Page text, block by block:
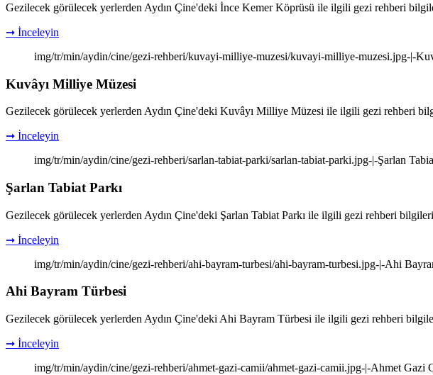
Gezilecek görülecek yerlerden Aydın Çine'deki İnce Kemer Köprüsü ile ilgili gezi rehberi
➞ İnceleyin
img/tr/min/aydin/cine/gezi-rehberi/kuvayi-milliye-muzesi/kuvayi-milliye-muzesi.jpg-|-
Kuvâyı Milliye Müzesi
Gezilecek görülecek yerlerden Aydın Çine'deki Kuvâyı Milliye Müzesi ile ilgili gezi rehberi
➞ İnceleyin
img/tr/min/aydin/cine/gezi-rehberi/sarlan-tabiat-parki/sarlan-tabiat-parki.jpg-|-Şarlan
Şarlan Tabiat Parkı
Gezilecek görülecek yerlerden Aydın Çine'deki Şarlan Tabiat Parkı ile ilgili gezi rehberi
➞ İnceleyin
img/tr/min/aydin/cine/gezi-rehberi/ahi-bayram-turbesi/ahi-bayram-turbesi.jpg-|-Ahi
Ahi Bayram Türbesi
Gezilecek görülecek yerlerden Aydın Çine'deki Ahi Bayram Türbesi ile ilgili gezi rehberi
➞ İnceleyin
img/tr/min/aydin/cine/gezi-rehberi/ahmet-gazi-camii/ahmet-gazi-camii.jpg-|-Ahmet Gazi